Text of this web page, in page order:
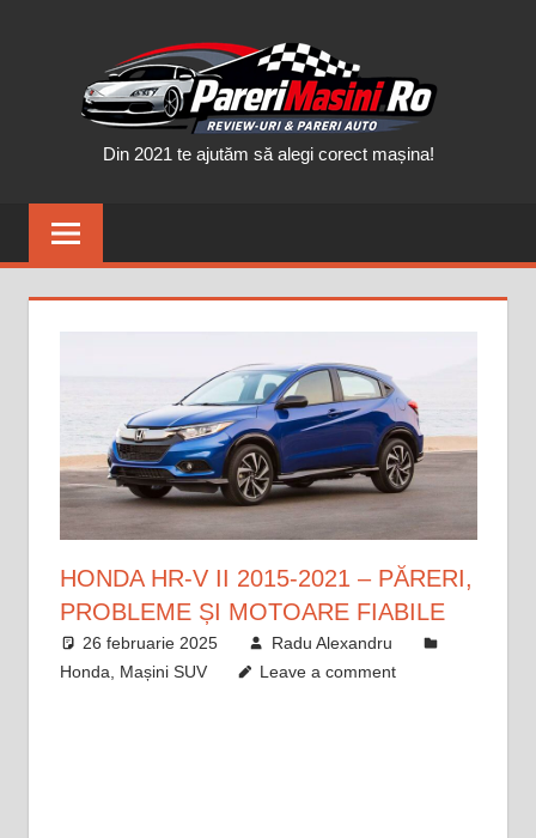
Din 2021 te ajutăm să alegi corect mașina!
HONDA HR-V II 2015-2021 – PĂRERI,
PROBLEME ȘI MOTOARE FIABILE
26 februarie 2025
Radu Alexandru
Honda
Mașini SUV Leave a comment